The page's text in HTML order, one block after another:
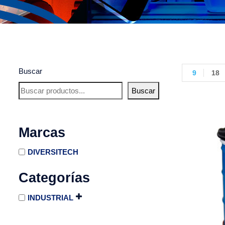
Buscar
Buscar
Marcas
DIVERSITECH
Categorías
INDUSTRIAL
9 18